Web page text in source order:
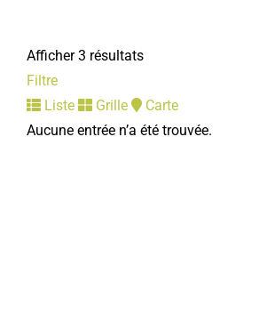
Afficher 3 résultats
Filtre
Liste
Grille
Carte
Aucune entrée n’a été trouvée.